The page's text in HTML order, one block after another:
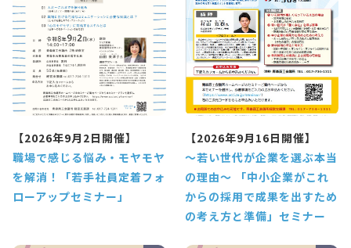
【2026年9月2日開催】
職場で感じる悩み・モヤモヤ
を解消！「若手社員定着フォ
ローアップセミナー」
【2026年9月16日開催】
～若い世代が企業を選ぶ本当
の理由～ 「中小企業がこれ
からの採用で成果を出すため
の考え方と準備」セミナー